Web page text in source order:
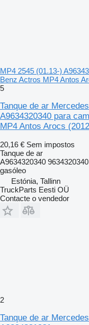
MP4 2545 (01.13-)
Benz Actros MP4 Antos
5
Tanque de ar
A9634320340 para
MP4 Antos Arocs
20,16 € Sem impostos
Tanque de ar
A9634320340
gasóleo
Estónia, Tallinn
TruckParts Eesti OÜ
Contacte o vendedor
2
Tanque de ar